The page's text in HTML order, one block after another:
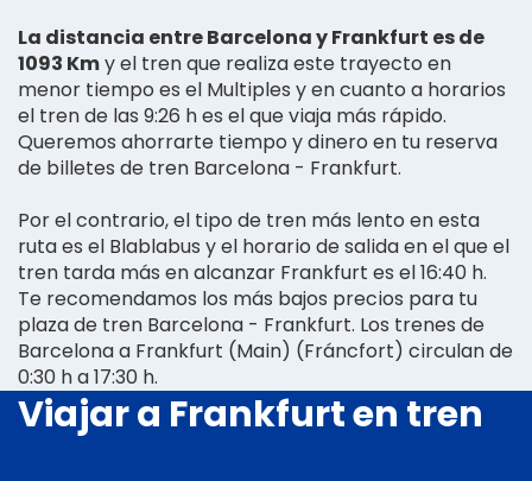
La distancia entre Barcelona y Frankfurt es de
1093 Kmy el tren que realiza este trayecto en
menor tiempo es el Multiples y en cuanto a horarios
el tren de las 9:26 h es el que viaja más rápido.
Queremos ahorrarte tiempo y dinero en tu reserva
de billetes de tren Barcelona - Frankfurt.
Por el contrario, el tipo de tren más lento en esta
ruta es el Blablabus y el horario de salida en el que el
tren tarda más en alcanzar Frankfurt es el 16:40 h.
Te recomendamos los más bajos precios para tu
plaza de tren Barcelona - Frankfurt. Los trenes de
Barcelona a Frankfurt (Main) (Fráncfort) circulan de
0:30 h a 17:30 h.
Viajar a Frankfurt en tren